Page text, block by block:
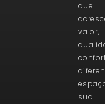
que
valor,
sua